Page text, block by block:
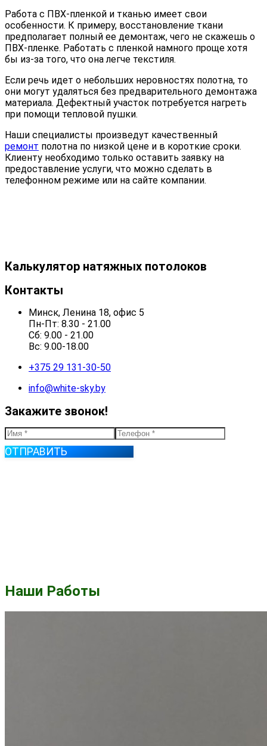
Работа с ПВХ-пленкой и тканью имеет свои
особенности. К примеру, восстановление ткани
предполагает полный ее демонтаж, чего не скажешь о
ПВХ-пленке. Работать с пленкой намного проще хотя
бы из-за того, что она легче текстиля.
Если речь идет о небольших неровностях полотна, то
они могут удаляться без предварительного демонтажа
материала. Дефектный участок потребуется нагреть
при помощи тепловой пушки.
Наши специалисты произведут качественный
ремонт полотна по низкой цене и в короткие сроки.
Клиенту необходимо только оставить заявку на
предоставление услуги, что можно сделать в
телефонном режиме или на сайте компании.
Калькулятор натяжных потолоков
Контакты
Минск, Ленина 18, офис 5
Пн-Пт: 8.30 - 21.00
Сб: 9.00 - 21.00
Вс: 9.00-18.00
+375 29 131-30-50
info@white-sky.by
Закажите звонок!
ОТПРАВИТЬ
Наши Работы